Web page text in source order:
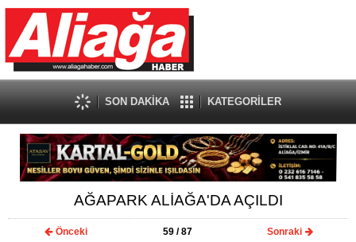
SON DAKİKA KATEGORİLER
AĞAPARK ALİAĞA'DA AÇILDI
Önceki 59 / 87 Sonraki